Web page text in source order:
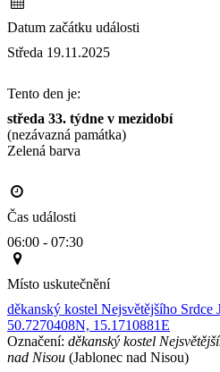
Datum začátku události
Středa 19.11.2025
Tento den je:
středa 33. týdne v mezidobí
(nezávazná památka)
Zelená
Čas události
06:00 - 07:30
Místo uskutečnění
děkanský kostel Nejsvětějšího Srdce
50.7270408N, 15.1710881E
Označení: děkanský kostel
nad Nisou (Jablonec nad Nisou)